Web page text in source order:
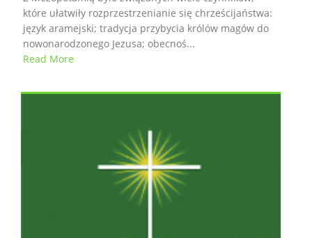
które ułatwiły rozprzestrzenianie się chrześcijaństwa:
język aramejski; tradycja przybycia królów magów do
nowonarodzonego Jezusa; obecnoś...
Read More